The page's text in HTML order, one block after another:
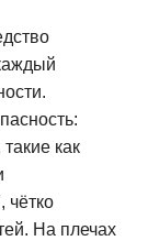
как
чётко
На плечах